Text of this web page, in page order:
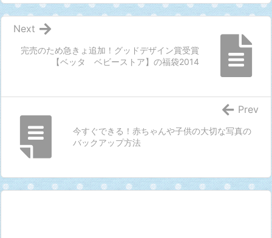
完売のため急きょ追加！グッドデザイン賞受賞
【ベッタ ベビーストア】の福袋2014
Next
今すぐできる！赤ちゃんや子供の大切な写真の
バックアップ方法
Prev